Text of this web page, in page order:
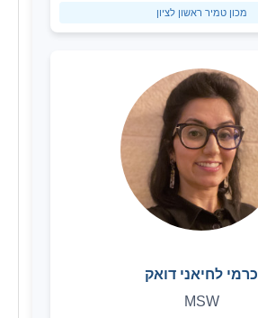
מכון טמיר ראשון לציון
כרמי לחיאני דואק
MSW